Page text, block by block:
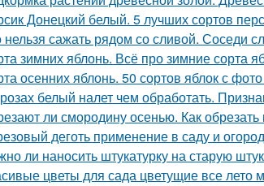
Донецкий белый. 5 лучших сортов
нельзя сажать рядом со сливой. Соседи
зимних яблонь. Всё про зимние сорта
осенних яблонь. 50 сортов яблок с
белый налет чем обработать.
ли смородину осенью. Как
деготь применение в саду и
ли наносить штукатурку на старую
цветы для сада цветущие все лето